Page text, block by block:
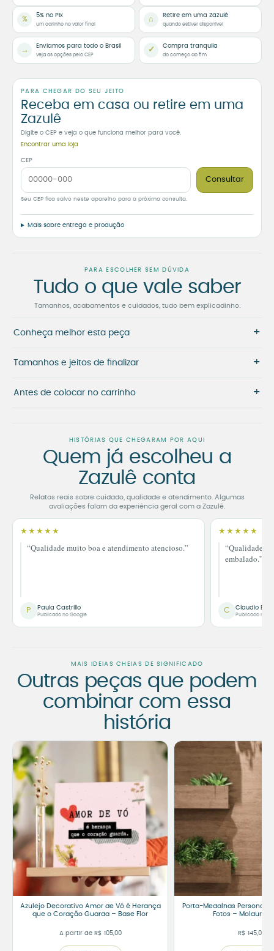
% 5% no Pix
um carinho no valor final
⌂ Retire em uma Zazulê
quando estiver disponível
→ Enviamos para todo o Brasil
veja as opções pelo CEP
✓ Compra tranquila
do começo ao fim
PARA CHEGAR DO SEU JEITO
Receba em casa ou retire em uma
Zazulê
Digite o CEP e veja o que funciona melhor para você.
Encontrar uma loja
CEP
Consultar
Seu CEP fica salvo neste aparelho para a próxima consulta.
Mais sobre entrega e produção
PARA ESCOLHER SEM DÚVIDA
Tudo o que vale saber
Tamanhos, acabamentos e cuidados, tudo bem explicadinho.
Conheça melhor esta peça +
Tamanhos e jeitos de finalizar +
Antes de colocar no carrinho +
HISTÓRIAS QUE CHEGARAM POR AQUI
Quem já escolheu a
Zazulê conta
Relatos reais sobre cuidado, qualidade e atendimento. Algumas
avaliações falam da experiência geral com a Zazulê.
★★★★★
“Qualidade muito boa e atendimento atencioso.”
P Paula Castrillo
Publicado no Google
★★★★★
“Qualidade
embalado.”
C Claudio
Publicado no
MAIS IDEIAS CHEIAS DE SIGNIFICADO
Outras peças que podem
combinar com essa
história
Azulejo Decorativo Amor de Vó é Herança
que o Coração Guarda – Base Flor
A partir de R$ 105,00
Porta-Medalhas
Fotos – Moldura
R$ 145,00